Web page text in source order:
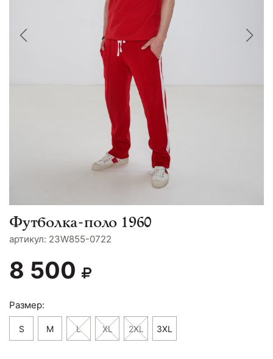
Футболка-поло 1960
aртикул: 23W855-0722
8 500
Размер:
S M L XL 2XL 3XL